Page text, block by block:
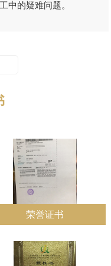
中的疑难问题。
荣誉证书